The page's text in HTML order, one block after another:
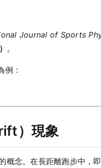
Journal of Sports
。
：
）現象
概念。在長距離跑步中，